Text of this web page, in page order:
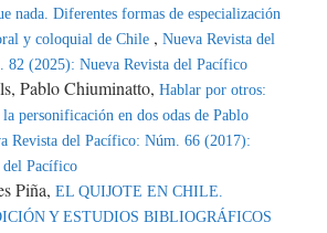
nada. Diferentes formas de especialización
y coloquial de Chile , Nueva Revista del
82 (2025): Nueva Revista del Pacífico
Pablo Chiuminatto, Hablar por otros:
personificación en dos odas de Pablo
Revista del Pacífico: Núm. 66 (2017):
del Pacífico
Piña, EL QUIJOTE EN CHILE.
Y ESTUDIOS BIBLIOGRÁFICOS